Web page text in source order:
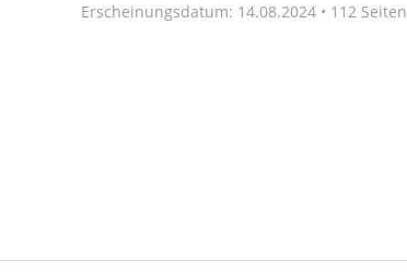
Erscheinungsdatum: 14.08.2024 • 112 Seiten